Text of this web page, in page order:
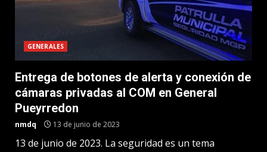
GENERALES
Entrega de botones de alerta y conexión de
cámaras privadas al COM en General
Pueyrredon
nmdq 13 de junio de 2023
13 de junio de 2023. La seguridad es un tema